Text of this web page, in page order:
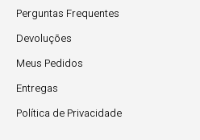
Perguntas Frequentes
Devoluções
Meus Pedidos
Entregas
Política de Privacidade